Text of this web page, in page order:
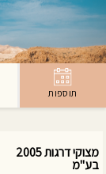
תוספות
מצוקי דרגות 2005
בע"מ